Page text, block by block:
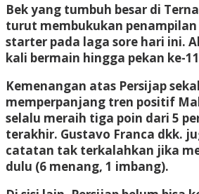
Bek yang tumbuh besar di
turut membukukan penampilan
starter pada laga sore hari ini.
kali bermain hingga pekan ke-
Kemenangan atas Persijap
memperpanjang tren positif
selalu meraih tiga poin dari 5
terakhir. Gustavo Franca dkk.
catatan tak terkalahkan jika
dulu (6 menang, 1 imbang).